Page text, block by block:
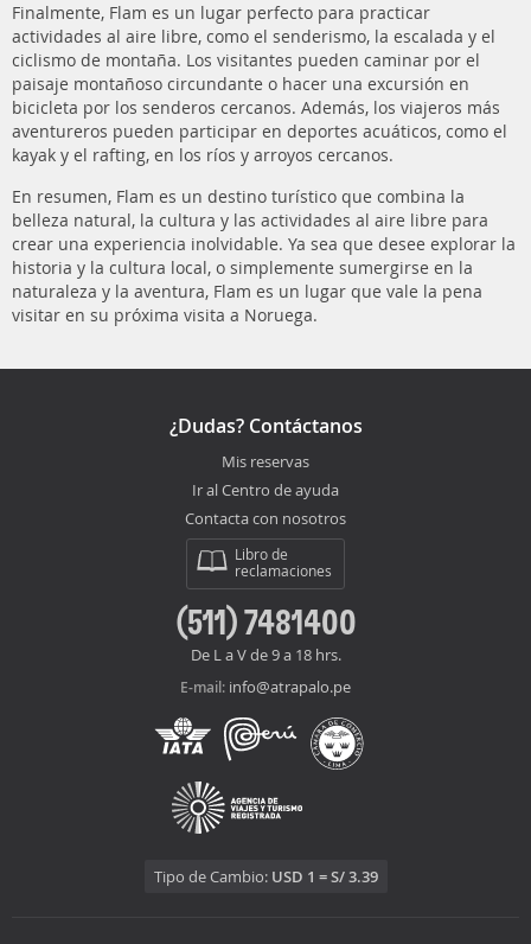
Finalmente, Flam es un lugar perfecto para practicar
actividades al aire libre, como el senderismo, la escalada y el
ciclismo de montaña. Los visitantes pueden caminar por el
paisaje montañoso circundante o hacer una excursión en
bicicleta por los senderos cercanos. Además, los viajeros más
aventureros pueden participar en deportes acuáticos, como el
kayak y el rafting, en los ríos y arroyos cercanos.
En resumen, Flam es un destino turístico que combina la
belleza natural, la cultura y las actividades al aire libre para
crear una experiencia inolvidable. Ya sea que desee explorar la
historia y la cultura local, o simplemente sumergirse en la
naturaleza y la aventura, Flam es un lugar que vale la pena
visitar en su próxima visita a Noruega.
¿Dudas? Contáctanos
Mis reservas
Ir al Centro de ayuda
Contacta con nosotros
Libro de
reclamaciones
(511) 7481400
De L a V de 9 a 18 hrs.
E-mail: info@atrapalo.pe
Tipo de Cambio: USD 1 = S/ 3.39